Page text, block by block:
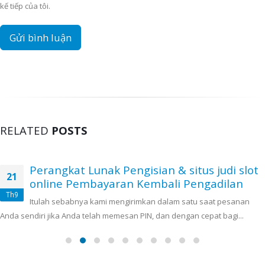
kế tiếp của tôi.
RELATED POSTS
21
Th9
Perangkat Lunak Pengisian & situs judi slot
online Pembayaran Kembali Pengadilan
Itulah sebabnya kami mengirimkan dalam satu saat pesanan
Anda sendiri jika Anda telah memesan PIN, dan dengan cepat bagi...